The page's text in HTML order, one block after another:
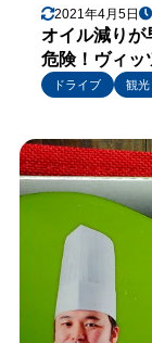
2021年4月5日
オイル減りが
危険！ヴィッ
ドライブ
観